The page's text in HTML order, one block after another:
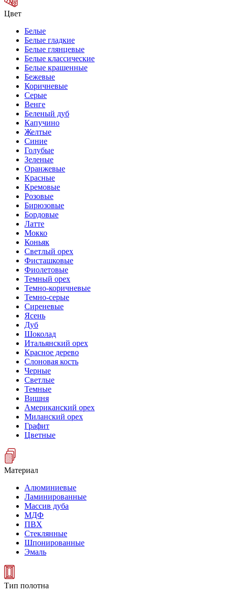
Цвет
Белые
Белые гладкие
Белые глянцевые
Белые классические
Белые крашенные
Бежевые
Коричневые
Серые
Венге
Беленый дуб
Капучино
Желтые
Синие
Голубые
Зеленые
Оранжевые
Красные
Кремовые
Розовые
Бирюзовые
Бордовые
Латте
Мокко
Коньяк
Светлый орех
Фисташковые
Фиолетовые
Темный орех
Темно-коричневые
Темно-серые
Сиреневые
Ясень
Дуб
Шоколад
Итальянский орех
Красное дерево
Слоновая кость
Черные
Светлые
Темные
Вишня
Американский орех
Миланский орех
Графит
Цветные
Материал
Алюминиевые
Ламинированные
Массив дуба
МДФ
ПВХ
Стеклянные
Шпонированные
Эмаль
Тип полотна